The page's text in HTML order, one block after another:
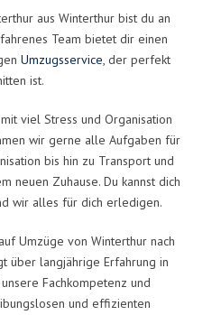
aus Winterthur bist du an
Team bietet dir einen
Umzugsservice, der perfekt
ist.
viel Stress und Organisation
wir gerne alle Aufgaben für
bis hin zu Transport und
neuen Zuhause. Du kannst dich
wir alles für dich erledigen.
Umzüge von Winterthur nach
über langjährige Erfahrung in
Fachkompetenz und
und effizienten